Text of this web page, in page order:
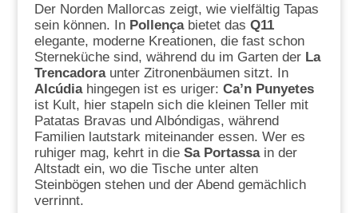
Der Norden Mallorcas zeigt, wie vielfältig Tapas
sein können. In Pollençabietet das Q11
elegante, moderne Kreationen, die fast schon
Sterneküche sind, während du im Garten der La
Trencadoraunter Zitronenbäumen sitzt. In
Alcúdiahingegen ist es uriger: Ca’n Punyetes
ist Kult, hier stapeln sich die kleinen Teller mit
Patatas Bravas und Albóndigas, während
Familien lautstark miteinander essen. Wer es
ruhiger mag, kehrt in die Sa Portassain der
Altstadt ein, wo die Tische unter alten
Steinbögen stehen und der Abend gemächlich
verrinnt.